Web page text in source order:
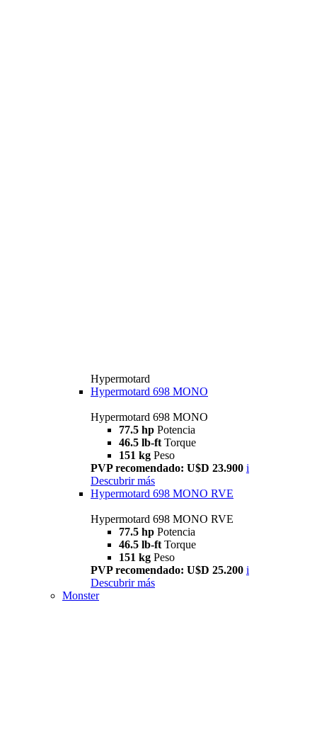
Hypermotard
Hypermotard 698 MONO
Hypermotard 698 MONO
77.5 hp Potencia
46.5 lb-ft Torque
151 kg Peso
PVP recomendado: U$D 23.900 i
Descubrir más
Hypermotard 698 MONO RVE
Hypermotard 698 MONO RVE
77.5 hp Potencia
46.5 lb-ft Torque
151 kg Peso
PVP recomendado: U$D 25.200 i
Descubrir más
Monster